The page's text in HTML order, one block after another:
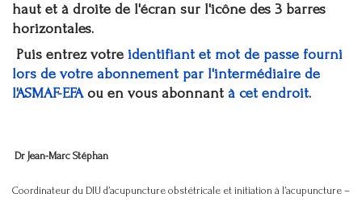
haut et à droite de l'écran sur l'icône des 3 barres
horizontales.
Puis entrez votre identifiant et mot de passe fourni
lors de votre abonnement par l'intermédiaire de
l'ASMAF-EFAou en vous abonnant à cet endroit.
Dr Jean-Marc Stéphan
Coordinateur du DIU d’acupuncture obstétricale et initiation à l’acupuncture –